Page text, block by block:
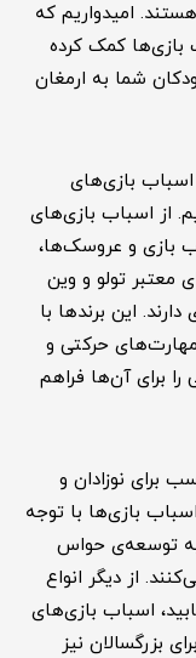
امیدواریم که
بازی‌ها کمک کرده
شما به ارمغان
اسباب بازی‌های
از اسباب بازی‌های
بازی و عروسک‌ها،
معتبر تولو و وین
این برندها با
حرکتی و
برای آن‌ها فراهم
برای نوزادان و
این اسباب بازی‌ها با توجه
به توسعه‌ی حواس
از دیگر انواع
اسباب بازی‌های
بزرگسالان نیز